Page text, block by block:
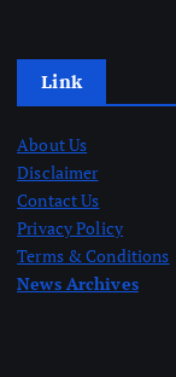
Link
About Us
Disclaimer
Contact Us
Privacy Policy
Terms & Conditions
News Archives